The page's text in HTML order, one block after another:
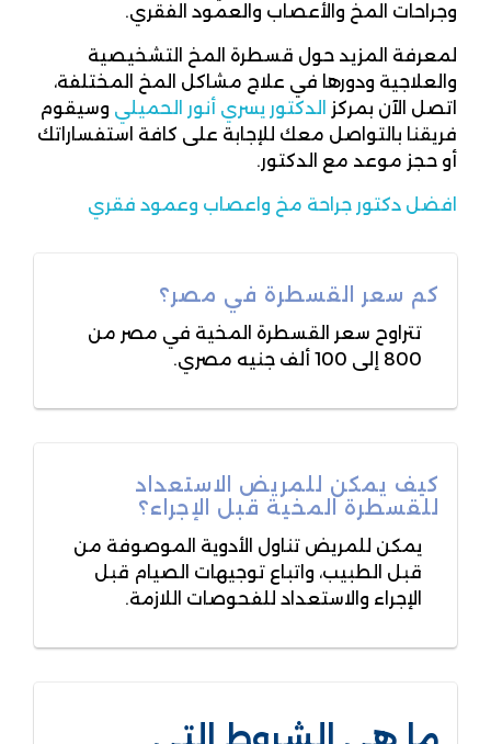
وجراحات المخ والأعصاب والعمود الفقري.
لمعرفة المزيد حول قسطرة المخ التشخيصية
والعلاجية ودورها في علاج مشاكل المخ المختلفة،
اتصل الآن بمركز
الدكتور يسري أنور الحميلي وسيقوم
فريقنا بالتواصل معك للإجابة على كافة استفساراتك
أو حجز موعد مع الدكتور.
افضل دكتور جراحة مخ واعصاب وعمود فقري
كم سعر القسطرة في مصر؟
تتراوح سعر القسطرة المخية في مصر من
800 إلى 100 ألف جنيه مصري.
كيف يمكن للمريض الاستعداد
للقسطرة المخية قبل الإجراء؟
يمكن للمريض تناول الأدوية الموصوفة من
قبل الطبيب، واتباع توجيهات الصيام قبل
الإجراء والاستعداد للفحوصات اللازمة.